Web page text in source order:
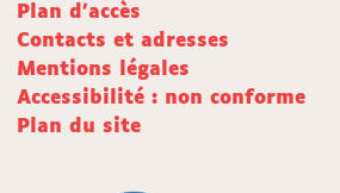
Plan d'accès
Contacts et adresses
Mentions légales
Accessibilité : non conforme
Plan du site